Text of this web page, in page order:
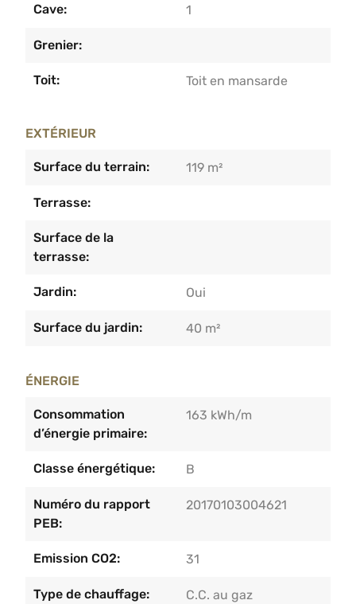
Cave: 1
Grenier:
Toit: Toit en mansarde
EXTÉRIEUR
Surface du terrain: 119 m²
Terrasse:
Surface de la
terrasse:
Jardin: Oui
Surface du jardin: 40 m²
ÉNERGIE
Consommation
d’énergie primaire:
163 kWh/m
Classe énergétique: B
Numéro du rapport
PEB:
20170103004621
Emission CO2: 31
Type de chauffage: C.C. au gaz